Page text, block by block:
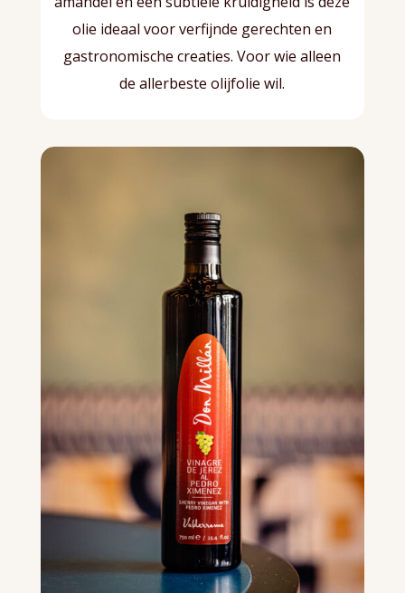
olie ideaal voor verfijnde gerechten en
gastronomische creaties. Voor wie alleen
de allerbeste olijfolie wil.